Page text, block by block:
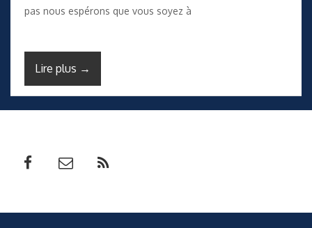
pas nous espérons que vous soyez à
Lire plus →